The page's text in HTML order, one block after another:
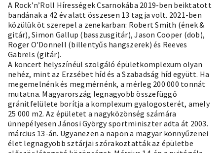
A Rock’n’Roll Hírességek Csarnokába 2019-ben beiktatott
bandának a 42 év alatt összesen 13 tagja volt. 2021-ben
közülük öt szerepel a zenekarban: Robert Smith (ének &
gitár), Simon Gallup (basszusgitár), Jason Cooper (dob),
Roger O'Donnell (billentyűs hangszerek) és Reeves
Gabrels (gitár).
A koncert helyszínéül szolgáló épületkomplexum olyan
nehéz, mint az Erzsébet híd és a Szabadság híd együtt. Ha
megemelnénk és megmérnénk, a mérleg 200 000 tonnát
mutatna. Magyarország legnagyobb összefüggő
gránitfelülete borítja a komplexum gyalogosterét, amely
25 000 m2. Az épületet a nagyközönség számára
ünnepélyesen Jánosi György sportminiszter adta át 2003.
március 13-án. Ugyanezen a napon a magyar könnyűzenei
élet legnagyobb sztárjai szórakoztatták az épületbe